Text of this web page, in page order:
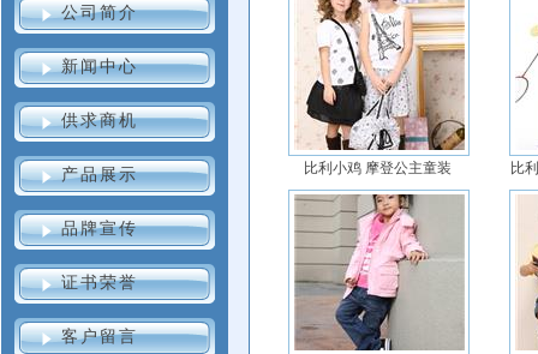
公司简介
新闻中心
供求商机
产品展示
品牌宣传
证书荣誉
客户留言
比利小鸡 摩登公主童装 比